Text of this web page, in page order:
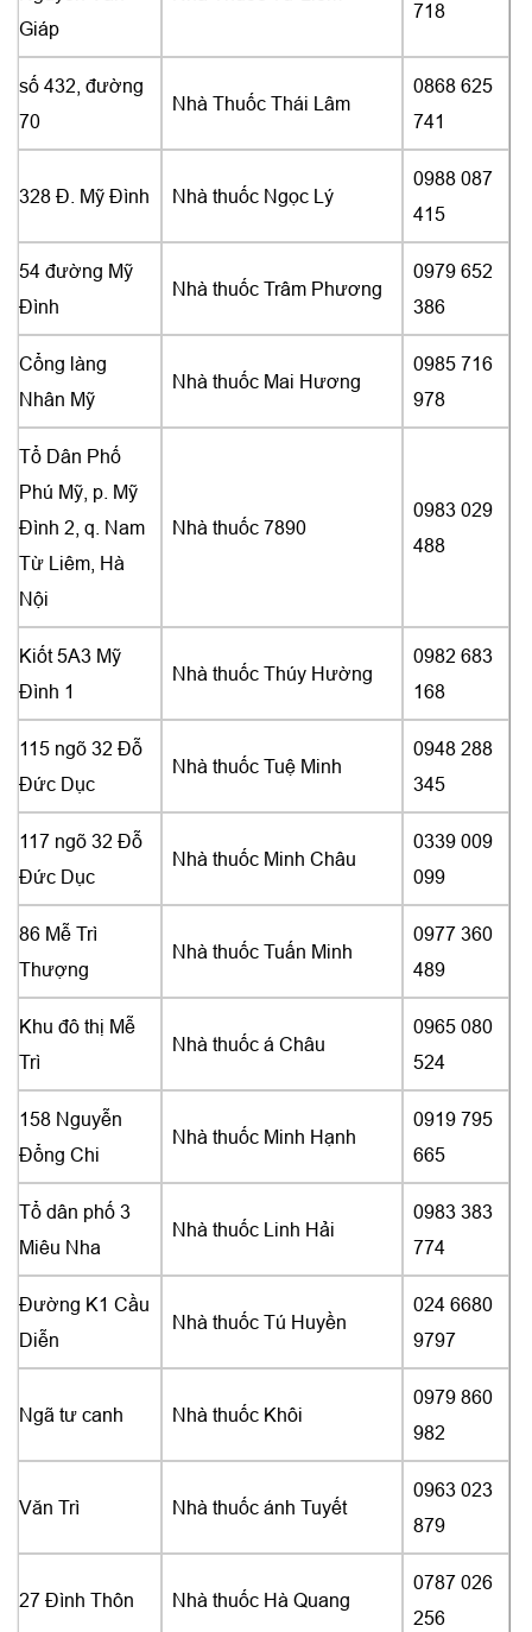
Giáp
718
số 432, đường
70
Nhà Thuốc Thái Lâm
0868 625
741
328 Đ. Mỹ Đình Nhà thuốc Ngọc Lý
0988 087
415
54 đường Mỹ
Đình
Nhà thuốc Trâm Phương
0979 652
386
Cổng làng
Nhân Mỹ
Nhà thuốc Mai Hương
0985 716
978
Tổ Dân Phố
Phú Mỹ, p. Mỹ
Đình 2, q. Nam
Từ Liêm, Hà
Nội
Nhà thuốc 7890
0983 029
488
Kiốt 5A3 Mỹ
Đình 1
Nhà thuốc Thúy Hường
0982 683
168
115 ngõ 32 Đỗ
Đức Dục
Nhà thuốc Tuệ Minh
0948 288
345
117 ngõ 32 Đỗ
Đức Dục
Nhà thuốc Minh Châu
0339 009
099
86 Mễ Trì
Thượng
Nhà thuốc Tuấn Minh
0977 360
489
Khu đô thị Mễ
Trì
Nhà thuốc á Châu
0965 080
524
158 Nguyễn
Đổng Chi
Nhà thuốc Minh Hạnh
0919 795
665
Tổ dân phố 3
Miêu Nha
Nhà thuốc Linh Hải
0983 383
774
Đường K1 Cầu
Diễn
Nhà thuốc Tú Huyền
024 6680
9797
Ngã tư canh Nhà thuốc Khôi
0979 860
982
Văn Trì Nhà thuốc ánh Tuyết
0963 023
879
27 Đình Thôn Nhà thuốc Hà Quang
0787 026
256